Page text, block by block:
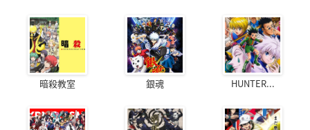
暗殺教室 銀魂 HUNTER...